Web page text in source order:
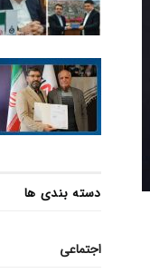
دسته بندی ها
اجتماعی